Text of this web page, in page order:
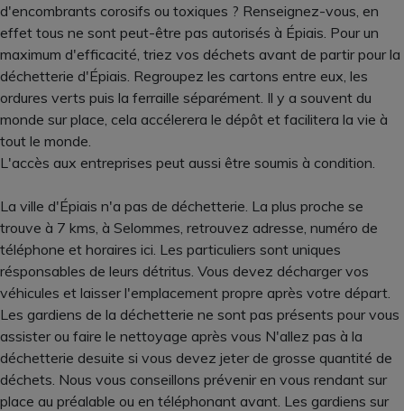
d'encombrants corosifs ou toxiques ? Renseignez-vous, en
effet tous ne sont peut-être pas autorisés à Épiais. Pour un
maximum d'efficacité, triez vos déchets avant de partir pour la
déchetterie d'Épiais. Regroupez les cartons entre eux, les
ordures verts puis la ferraille séparément. Il y a souvent du
monde sur place, cela accélerera le dépôt et facilitera la vie à
tout le monde.
L'accès aux entreprises peut aussi être soumis à condition.
La ville d'Épiais n'a pas de déchetterie. La plus proche se
trouve à 7 kms, à Selommes, retrouvez adresse, numéro de
téléphone et horaires ici. Les particuliers sont uniques
résponsables de leurs détritus. Vous devez décharger vos
véhicules et laisser l'emplacement propre après votre départ.
Les gardiens de la déchetterie ne sont pas présents pour vous
assister ou faire le nettoyage après vous N'allez pas à la
déchetterie desuite si vous devez jeter de grosse quantité de
déchets. Nous vous conseillons prévenir en vous rendant sur
place au préalable ou en téléphonant avant. Les gardiens sur